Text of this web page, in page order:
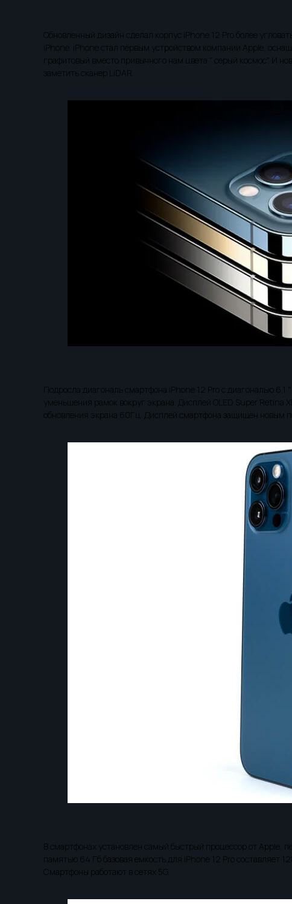
Обновленный дизайн сделал корпус iPhone 12 Pro более
iPhone. iPhone стал первым устройством компании Apple,
графитовый вместо привычного нам цвета " серый космос". И
заметить сканер LiDAR.
Подросла диагональ смартфона iPhone 12 Pro с диагональю 6,1
уменьшения рамок вокруг экрана. Дисплей OLED Super
обновления экрана 60Гц. Дисплей смартфона защищен новым
В смартфонах установлен самый быстрый процессор от Apple,
памятью 64 Гб базовая емкость для iPhone 12 Pro составляет
Смартфоны работают в сетях 5G.